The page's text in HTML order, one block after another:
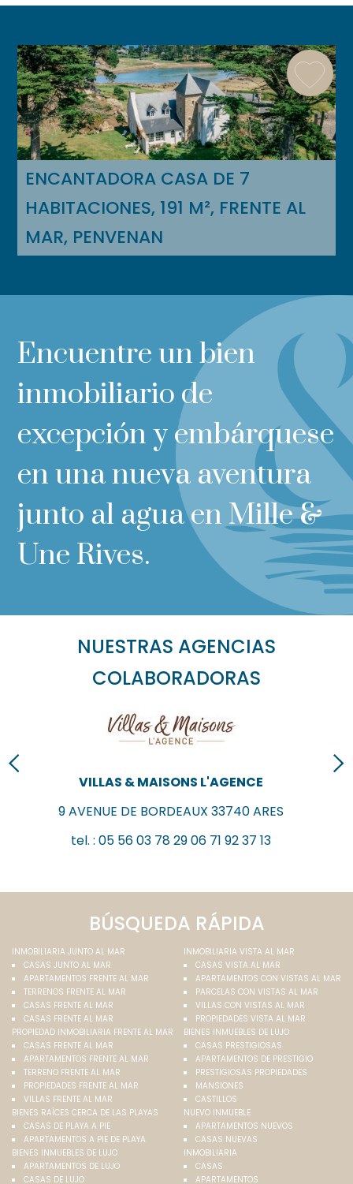
ENCANTADORA CASA DE 7
HABITACIONES, 191 M², FRENTE AL
MAR, PENVENAN
Encuentre un bien
inmobiliario de
excepción y embárquese
en una nueva aventura
junto al agua en Mille &
Une Rives.
NUESTRAS AGENCIAS
COLABORADORAS
VILLAS & MAISONS L'AGENCE
9 AVENUE DE BORDEAUX 33740ARES
tel. :05 56 03 78 29 06 71 92 37 13
BÚSQUEDA RÁPIDA
INMOBILIARIA JUNTO AL MAR
CASAS JUNTO AL MAR
APARTAMENTOS FRENTE AL MAR
TERRENOS FRENTE AL MAR
CASAS FRENTE AL MAR
CASAS FRENTE AL MAR
INMOBILIARIA VISTA AL MAR
CASAS VISTA AL MAR
APARTAMENTOS CON VISTAS AL MAR
PARCELAS CON VISTAS AL MAR
VILLAS CON VISTAS AL MAR
PROPIEDADES VISTA AL MAR
PROPIEDAD INMOBILIARIA FRENTE AL MAR
CASAS FRENTE AL MAR
APARTAMENTOS FRENTE AL MAR
TERRENO FRENTE AL MAR
PROPIEDADES FRENTE AL MAR
VILLAS FRENTE AL MAR
BIENES INMUEBLES DE LUJO
CASAS PRESTIGIOSAS
APARTAMENTOS DE PRESTIGIO
PRESTIGIOSAS PROPIEDADES
MANSIONES
CASTILLOS
BIENES RAÍCES CERCA DE LAS PLAYAS
CASAS DE PLAYA A PIE
APARTAMENTOS A PIE DE PLAYA
NUEVO INMUEBLE
APARTAMENTOS NUEVOS
CASAS NUEVAS
BIENES INMUEBLES DE LUJO
APARTAMENTOS DE LUJO
CASAS DE LUJO
INMOBILIARIA
CASAS
APARTAMENTOS